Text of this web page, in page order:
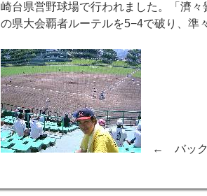
崎台県営野球場で行われました。「濟
の県大会覇者ルーテルを5−4で破り、準
← バック